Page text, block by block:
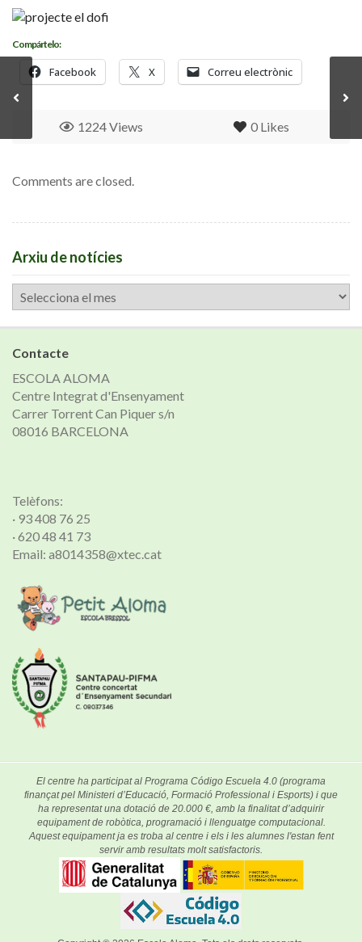
Compártelo:
Facebook X Correu electrònic
0 Likes
1224 Views
Comments are closed.
Arxiu de notícies
Arxiu
de
notícies
Contacte
ESCOLA ALOMA
Centre Integrat d'Ensenyament
Carrer Torrent Can Piquer s/n
08016 BARCELONA
Telèfons:
· 93 408 76 25
· 620 48 41 73
Email: a8014358@xtec.cat
El centre ha participat al Programa Código Escuela 4.0 (programa
finançat pel Ministeri d’Educació, Formació Professional i Esports) i que
ha representat una dotació de 20.000 €, amb la finalitat d’adquirir
equipament de robòtica, programació i llenguatge computacional.
Aquest equipament ja es troba al centre i els i les alumnes l'estan fent
servir amb resultats molt satisfactoris.